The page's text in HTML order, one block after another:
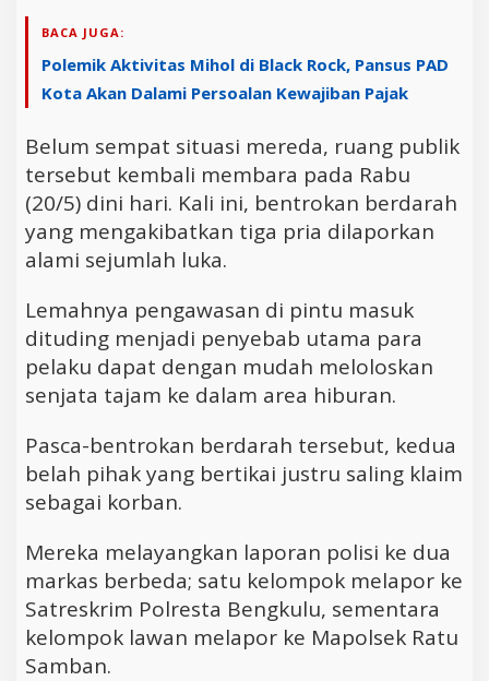
BACA JUGA:
Polemik Aktivitas Mihol di Black Rock, Pansus PAD
Kota Akan Dalami Persoalan Kewajiban Pajak
Belum sempat situasi mereda, ruang publik
tersebut kembali membara pada Rabu
(20/5) dini hari. Kali ini, bentrokan berdarah
yang mengakibatkan tiga pria dilaporkan
alami sejumlah luka.
Lemahnya pengawasan di pintu masuk
dituding menjadi penyebab utama para
pelaku dapat dengan mudah meloloskan
senjata tajam ke dalam area hiburan.
Pasca-bentrokan berdarah tersebut, kedua
belah pihak yang bertikai justru saling klaim
sebagai korban.
Mereka melayangkan laporan polisi ke dua
markas berbeda; satu kelompok melapor ke
Satreskrim Polresta Bengkulu, sementara
kelompok lawan melapor ke Mapolsek Ratu
Samban.